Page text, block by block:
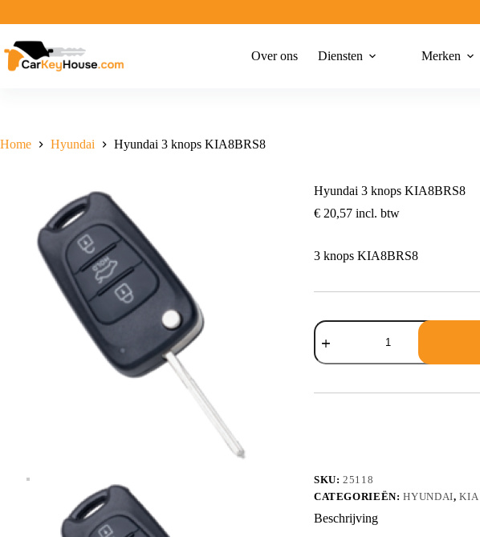
inhoud
Over ons Diensten Merken
Home Hyundai Hyundai 3 knops KIA8BRS8
Hyundai 3 knops KIA8BRS8
€20,57incl. btw
3 knops KIA8BRS8
Hyundai
knops
KIA8BRS8
SKU:25118
CATEGORIEËN:HYUNDAI,KIA
Beschrijving